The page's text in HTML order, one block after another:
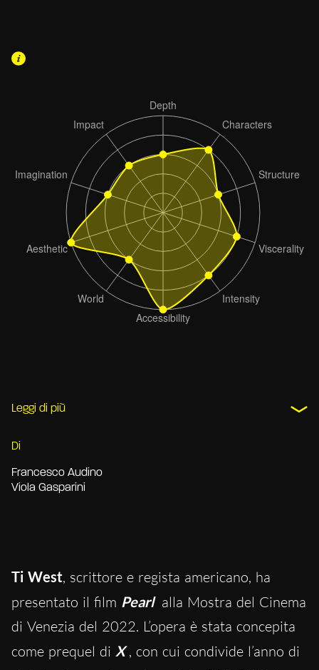
Leggi di più
Di
Francesco Audino
Viola Gasparini
Ti West, scrittore e regista americano, ha
presentato il film Pearl alla Mostra del Cinema
di Venezia del 2022. L’opera è stata concepita
come prequel di X , con cui condivide l’anno di